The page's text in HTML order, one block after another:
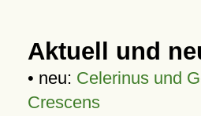
Aktuell und
• neu: Celerinus und
Crescens